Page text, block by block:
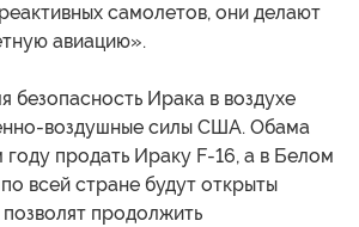
самолетов, они делают
авиацию».
безопасность Ирака в воздухе
воздушные силы США. Обама
году продать Ираку F-16, а в Белом
всей стране будут открыты
продолжить